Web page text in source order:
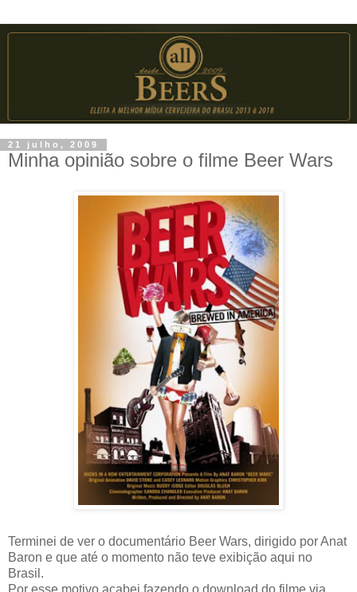
21 julho, 2009
Minha opinião sobre o filme Beer Wars
Terminei de ver o documentário Beer Wars, dirigido por Anat
Baron e que até o momento não teve exibição aqui no
Brasil.